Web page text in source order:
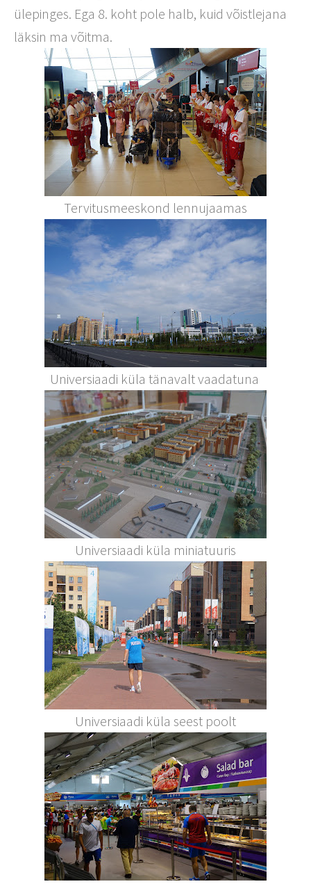
ülepinges. Ega 8. koht pole halb, kuid võistlejana
läksin ma võitma.
Tervitusmeeskond lennujaamas
Universiaadi küla tänavalt vaadatuna
Universiaadi küla miniatuuris
Universiaadi küla seest poolt